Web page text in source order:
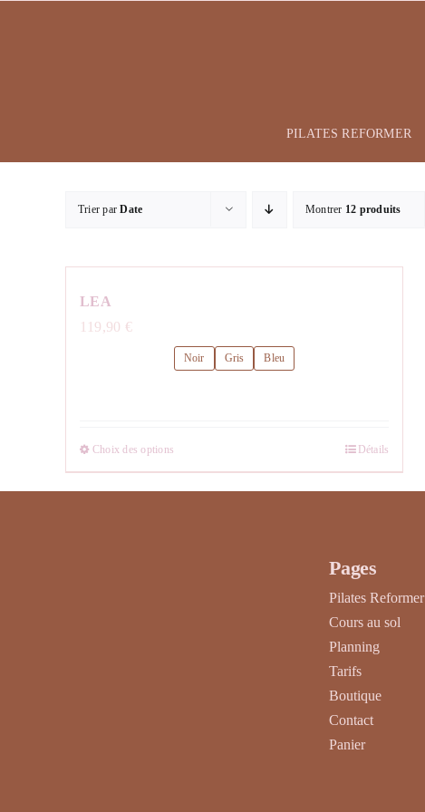
PILATES REFORMER
Trier parDate Montrer 12 produits
LEA
119,90 €
Noir Gris Bleu
Choix des options
produit
Détails
Pages
Pilates Reformer
Cours au sol
Planning
Tarifs
Boutique
Contact
Panier